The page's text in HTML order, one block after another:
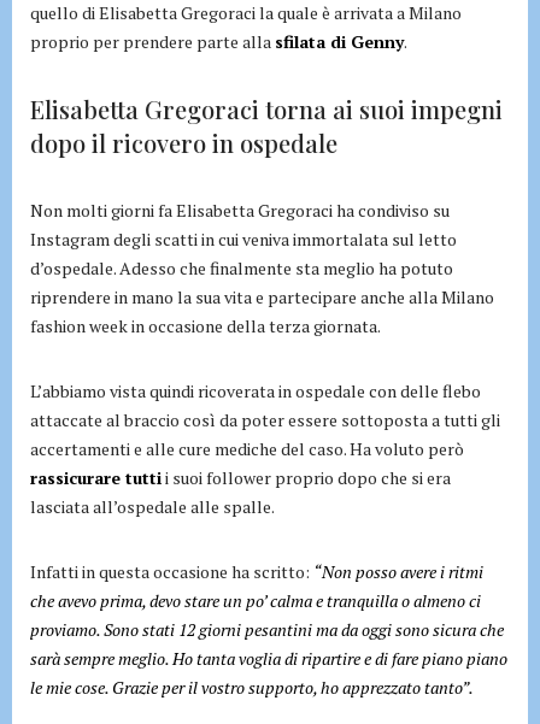
quello di Elisabetta Gregoraci la quale è arrivata a Milano
proprio per prendere parte alla sfilata di Genny.
Elisabetta Gregoraci torna ai suoi impegni
dopo il ricovero in ospedale
Non molti giorni fa Elisabetta Gregoraci ha condiviso su
Instagram degli scatti in cui veniva immortalata sul letto
d’ospedale. Adesso che finalmente sta meglio ha potuto
riprendere in mano la sua vita e partecipare anche alla Milano
fashion week in occasione della terza giornata.
L’abbiamo vista quindi ricoverata in ospedale con delle flebo
attaccate al braccio così da poter essere sottoposta a tutti gli
accertamenti e alle cure mediche del caso. Ha voluto però
rassicurare tuttii suoi follower proprio dopo che si era
lasciata all’ospedale alle spalle.
Infatti in questa occasione ha scritto: “Non posso avere i ritmi
che avevo prima, devo stare un po’ calma e tranquilla o almeno ci
proviamo. Sono stati 12 giorni pesantini ma da oggi sono sicura che
sarà sempre meglio. Ho tanta voglia di ripartire e di fare piano piano
le mie cose. Grazie per il vostro supporto, ho apprezzato tanto”.